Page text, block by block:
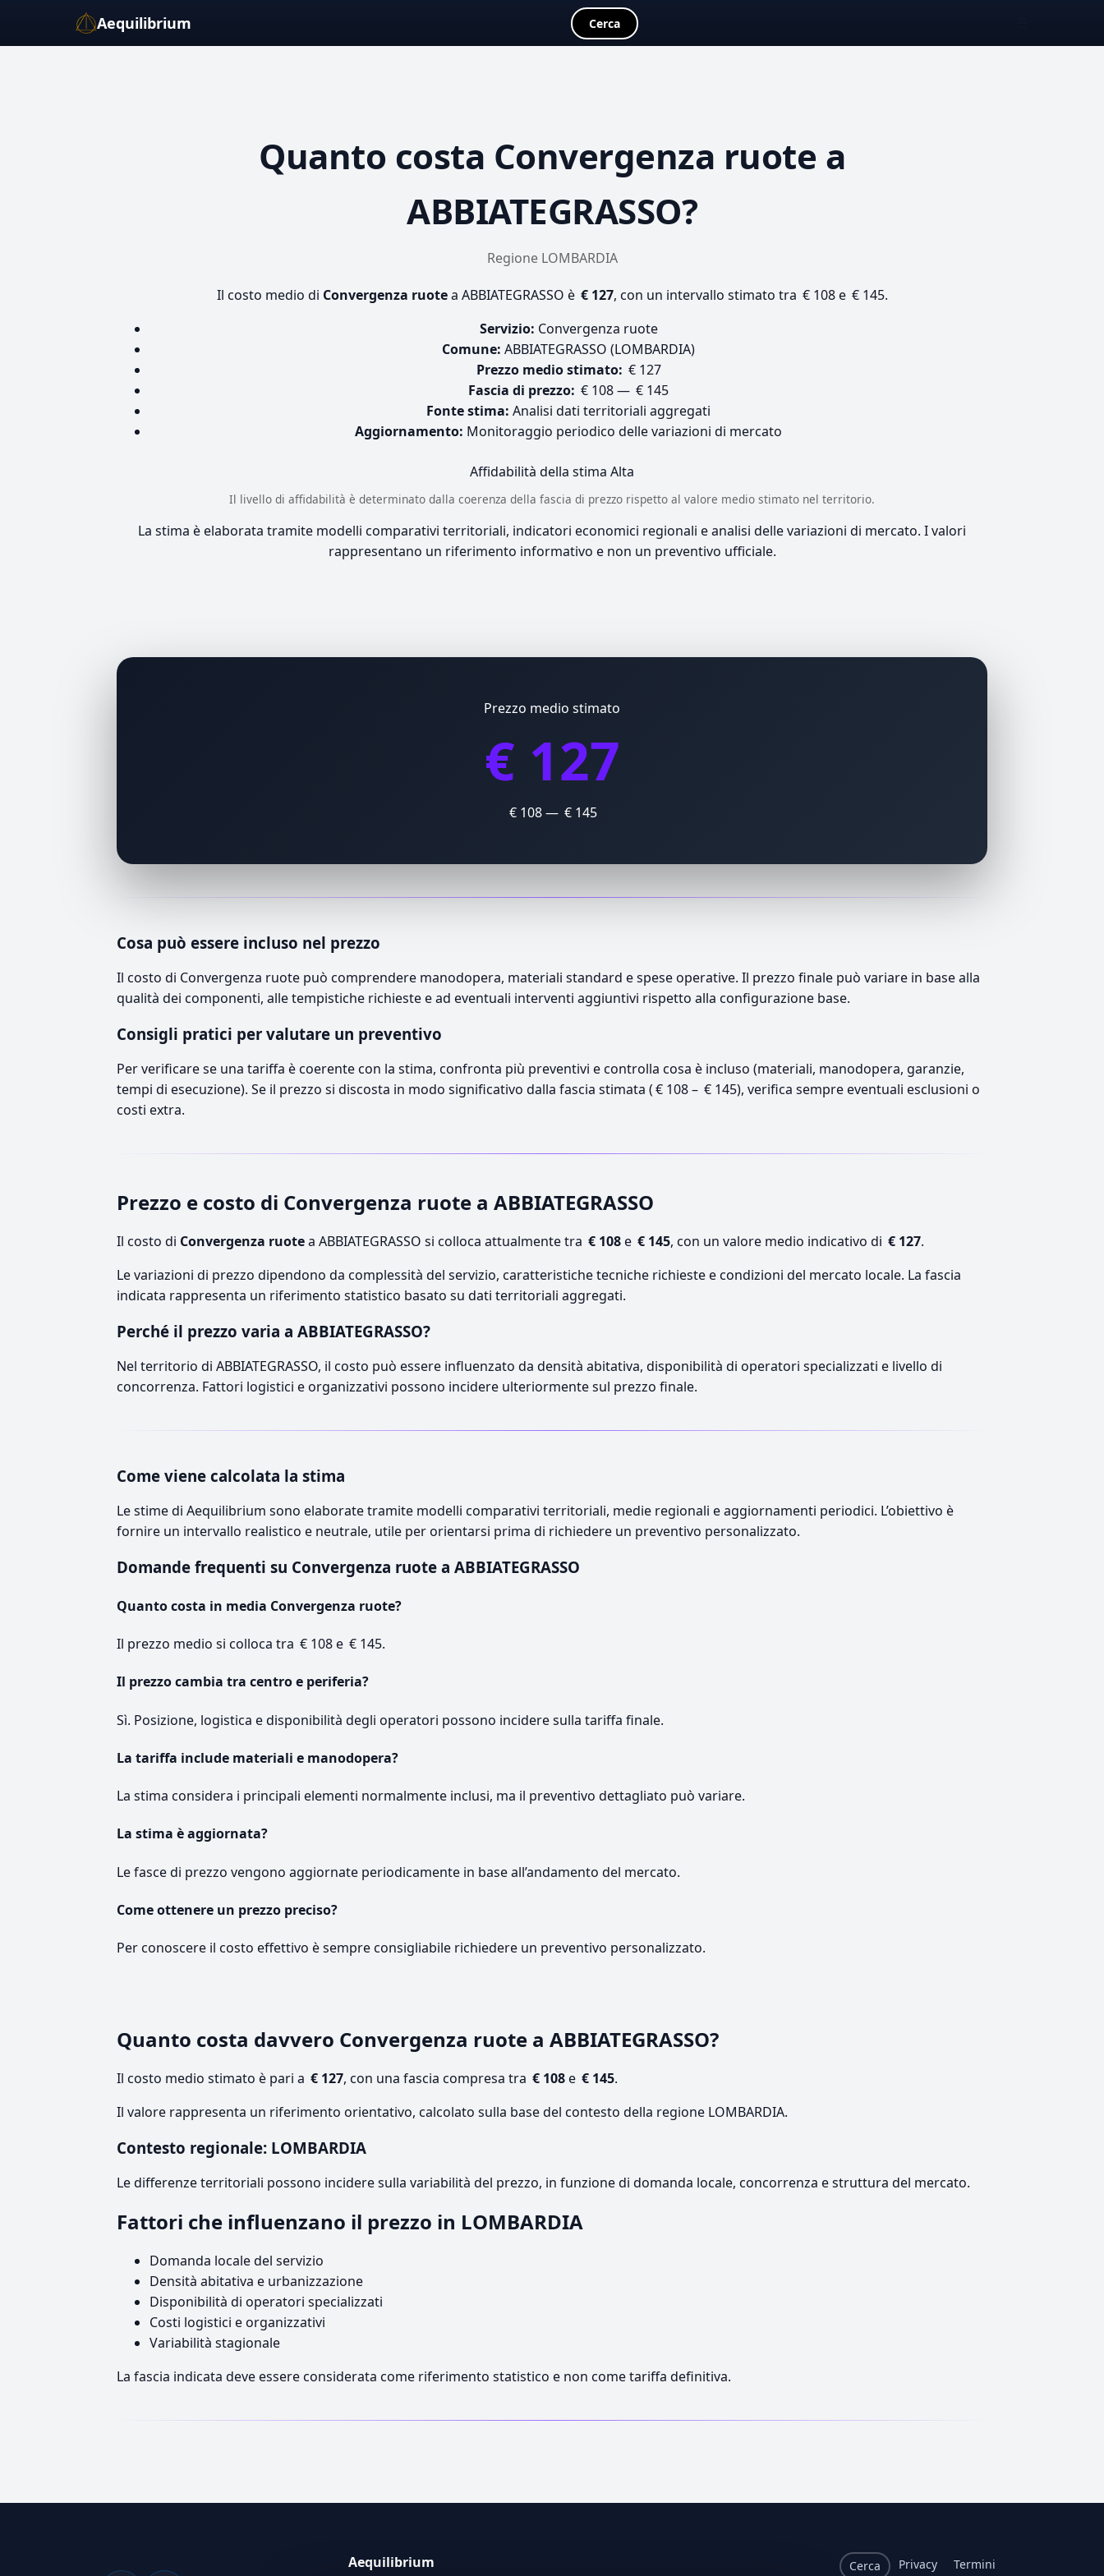
Aequilibrium Cerca
Quanto costa Convergenza ruote a
ABBIATEGRASSO?
Regione LOMBARDIA
Il costo medio di Convergenza ruotea ABBIATEGRASSO è € 127, con un intervallo stimato tra € 108 e € 145.
Servizio: Convergenza ruote
Comune: ABBIATEGRASSO (LOMBARDIA)
Prezzo medio stimato: € 127
Fascia di prezzo: € 108 — € 145
Fonte stima: Analisi dati territoriali aggregati
Aggiornamento: Monitoraggio periodico delle variazioni di mercato
Affidabilità della stima Alta
Il livello di affidabilità è determinato dalla coerenza della fascia di prezzo rispetto al valore medio stimato nel territorio.
La stima è elaborata tramite modelli comparativi territoriali, indicatori economici regionali e analisi delle variazioni di mercato. I valori
rappresentano un riferimento informativo e non un preventivo ufficiale.
Prezzo medio stimato
€ 127
€ 108 — € 145
Cosa può essere incluso nel prezzo
Il costo di Convergenza ruote può comprendere manodopera, materiali standard e spese operative. Il prezzo finale può variare in base alla
qualità dei componenti, alle tempistiche richieste e ad eventuali interventi aggiuntivi rispetto alla configurazione base.
Consigli pratici per valutare un preventivo
Per verificare se una tariffa è coerente con la stima, confronta più preventivi e controlla cosa è incluso (materiali, manodopera, garanzie,
tempi di esecuzione). Se il prezzo si discosta in modo significativo dalla fascia stimata ( € 108 – € 145), verifica sempre eventuali esclusioni o
costi extra.
Prezzo e costo di Convergenza ruote a ABBIATEGRASSO
Il costo di Convergenza ruotea ABBIATEGRASSO si colloca attualmente tra € 108e € 145, con un valore medio indicativo di € 127.
Le variazioni di prezzo dipendono da complessità del servizio, caratteristiche tecniche richieste e condizioni del mercato locale. La fascia
indicata rappresenta un riferimento statistico basato su dati territoriali aggregati.
Perché il prezzo varia a ABBIATEGRASSO?
Nel territorio di ABBIATEGRASSO, il costo può essere influenzato da densità abitativa, disponibilità di operatori specializzati e livello di
concorrenza. Fattori logistici e organizzativi possono incidere ulteriormente sul prezzo finale.
Come viene calcolata la stima
Le stime di Aequilibrium sono elaborate tramite modelli comparativi territoriali, medie regionali e aggiornamenti periodici. L’obiettivo è
fornire un intervallo realistico e neutrale, utile per orientarsi prima di richiedere un preventivo personalizzato.
Domande frequenti su Convergenza ruote a ABBIATEGRASSO
Quanto costa in media Convergenza ruote?
Il prezzo medio si colloca tra € 108 e € 145.
Il prezzo cambia tra centro e periferia?
Sì. Posizione, logistica e disponibilità degli operatori possono incidere sulla tariffa finale.
La tariffa include materiali e manodopera?
La stima considera i principali elementi normalmente inclusi, ma il preventivo dettagliato può variare.
La stima è aggiornata?
Le fasce di prezzo vengono aggiornate periodicamente in base all’andamento del mercato.
Come ottenere un prezzo preciso?
Per conoscere il costo effettivo è sempre consigliabile richiedere un preventivo personalizzato.
Quanto costa davvero Convergenza ruote a ABBIATEGRASSO?
Il costo medio stimato è pari a € 127, con una fascia compresa tra € 108e € 145.
Il valore rappresenta un riferimento orientativo, calcolato sulla base del contesto della regione LOMBARDIA.
Contesto regionale: LOMBARDIA
Le differenze territoriali possono incidere sulla variabilità del prezzo, in funzione di domanda locale, concorrenza e struttura del mercato.
Fattori che influenzano il prezzo in LOMBARDIA
Domanda locale del servizio
Densità abitativa e urbanizzazione
Disponibilità di operatori specializzati
Costi logistici e organizzativi
Variabilità stagionale
La fascia indicata deve essere considerata come riferimento statistico e non come tariffa definitiva.
Aequilibrium Cerca Privacy Termini